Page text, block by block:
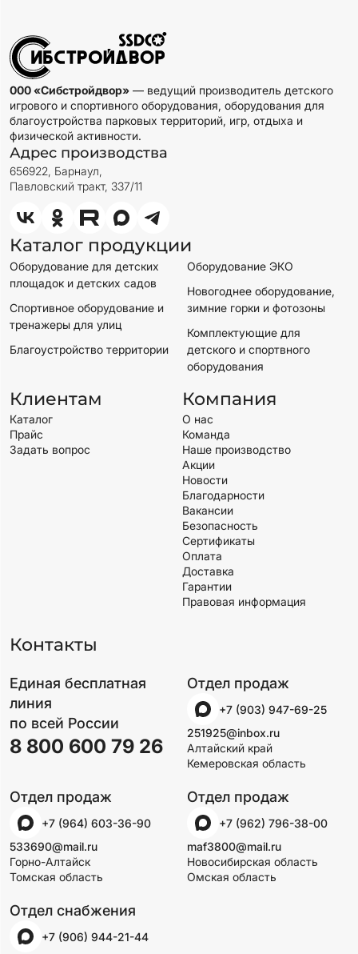
000 «Сибстройдвор» — ведущий производитель детского
игрового и спортивного оборудования, оборудования для
благоустройства парковых территорий, игр, отдыха и
физической активности.
Адрес производства
656922, Барнаул,
Павловский тракт, 337/11
Каталог продукции
Оборудование для детских
площадок и детских садов
Спортивное оборудование и
тренажеры для улиц
Благоустройство территории
Оборудование ЭКО
Новогоднее оборудование,
зимние горки и фотозоны
Комплектующие для
детского и спортвного
оборудования
Клиентам
Каталог
Прайс
Задать вопрос
Компания
О нас
Команда
Наше производство
Акции
Новости
Благодарности
Вакансии
Безопасность
Сертификаты
Оплата
Доставка
Гарантии
Правовая информация
Контакты
Единая бесплатная
линия
по всей России
8 800 600 79 26
Отдел продаж
+7 (903) 947-69-25
251925@inbox.ru
Алтайский край
Кемеровская область
Отдел продаж
+7 (964) 603-36-90
533690@mail.ru
Горно-Алтайск
Томская область
Отдел продаж
+7 (962) 796-38-00
maf3800@mail.ru
Новосибирская область
Омская область
Отдел снабжения
+7 (906) 944-21-44